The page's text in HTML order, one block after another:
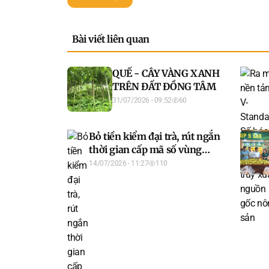
Bài viết liên quan
QUẾ - CÂY VÀNG XANH
TRÊN ĐẤT ĐỒNG TÂM
31/07/2026 - 09:52 60
Bỏ tiền kiểm đại trà, rút ngắn
thời gian cấp mã số vùng
trồng
14/07/2026 - 11:27 110